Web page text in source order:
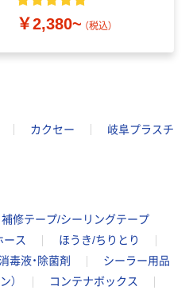
￥2,380~ （税込）
カクセー
岐阜プラスチ
補修テープ/シーリングテープ
ース
ほうき/ちりとり
消毒液・除菌剤
シーラー用品
）
コンテナボックス